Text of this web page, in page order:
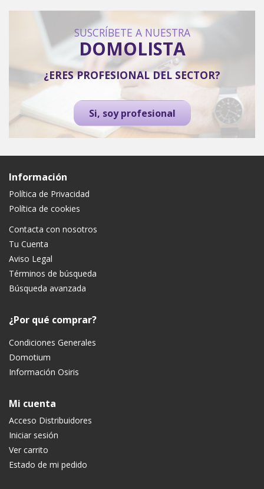
SUSCRÍBETE A NUESTRA
DOMOLISTA
¿ERES PROFESIONAL DEL SECTOR?
Si, soy profesional
Información
Política de Privacidad
Política de cookies
Contacta con nosotros
Tu Cuenta
Aviso Legal
Términos de búsqueda
Búsqueda avanzada
¿Por qué comprar?
Condiciones Generales
Domotium
Información Osiris
Mi cuenta
Acceso Distribuidores
Iniciar sesión
Ver carrito
Estado de mi pedido